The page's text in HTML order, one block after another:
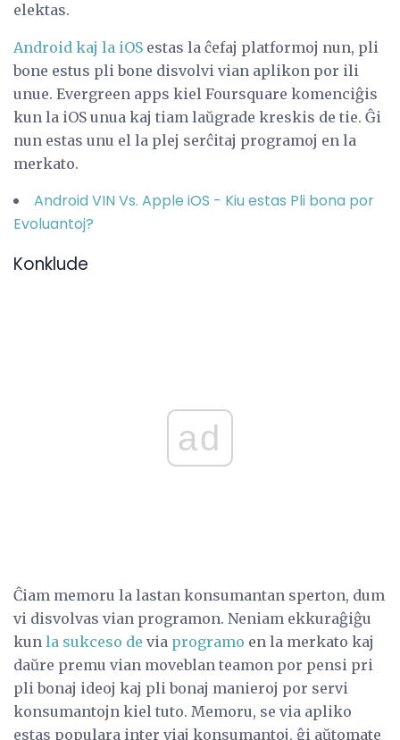
elektas.
Android kaj la iOS estas la ĉefaj platformoj nun, pli
bone estus pli bone disvolvi vian aplikon por ili
unue. Evergreen apps kiel Foursquare komenciĝis
kun la iOS unua kaj tiam laŭgrade kreskis de tie. Ĝi
nun estas unu el la plej serĉitaj programoj en la
merkato.
Android VIN Vs. Apple iOS - Kiu estas Pli bona por
Evoluantoj?
Konklude
ad
Ĉiam memoru la lastan konsumantan sperton, dum
vi disvolvas vian programon. Neniam ekkuraĝiĝu
kun la sukceso de via programo en la merkato kaj
daŭre premu vian moveblan teamon por pensi pri
pli bonaj ideoj kaj pli bonaj manieroj por servi
konsumantojn kiel tuto. Memoru, se via apliko
estas populara inter viaj konsumantoj, ĝi aŭtomate